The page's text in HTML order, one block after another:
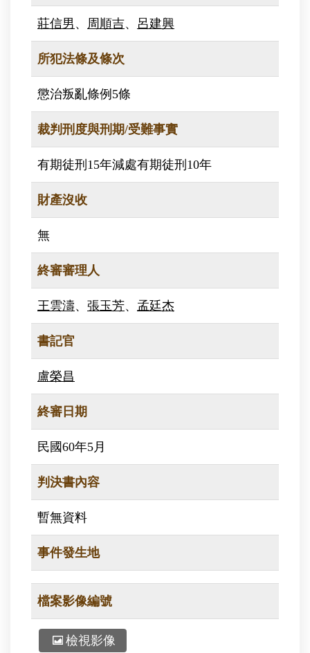
莊信男 、 周順吉、 呂建興
所犯法條及條次
懲治叛亂條例5條
裁判刑度與刑期/受難事實
有期徒刑15年減處有期徒刑10年
財產沒收
無
終審審理人
王雲濤、 張玉芳、 孟廷杰
書記官
盧榮昌
終審日期
民國60年5月
判決書內容
暫無資料
事件發生地
檔案影像編號
檢視影像